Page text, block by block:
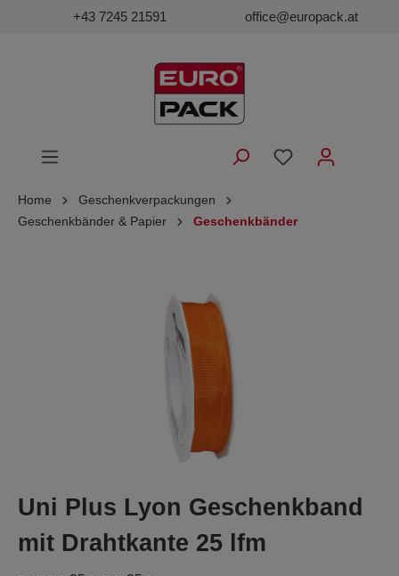
+43 7245 21591 office@europack.at
Home
Geschenkverpackungen
Geschenkbänder & Papier
Geschenkbänder
Uni Plus Lyon Geschenkband
mit Drahtkante 25 lfm